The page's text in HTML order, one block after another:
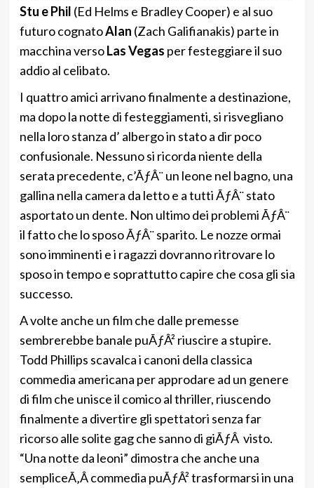
Stu e Phil (Ed Helms e Bradley Cooper) e al suo
futuro cognatoAlan (Zach Galifianakis) parte in
macchina versoLas Vegas per festeggiare il suo
addio al celibato.
I quattro amici arrivano finalmente a destinazione,
ma dopo la notte di festeggiamenti, si risvegliano
nella loro stanza d’ albergo in stato a dir poco
confusionale. Nessuno si ricorda niente della
serata precedente, c’ÃƒÂ¨ un leone nel bagno, una
gallina nella camera da letto e a tutti ÃƒÂ¨ stato
asportato un dente. Non ultimo dei problemi ÃƒÂ¨
il fatto che lo sposo ÃƒÂ¨ sparito. Le nozze ormai
sono imminenti e i ragazzi dovranno ritrovare lo
sposo in tempo e soprattutto capire che cosa gli sia
successo.
A volte anche un film che dalle premesse
sembrerebbe banale puÃƒÂ² riuscire a stupire.
Todd Phillips scavalca i canoni della classica
commedia americana per approdare ad un genere
di film che unisce il comico al thriller, riuscendo
finalmente a divertire gli spettatori senza far
ricorso alle solite gag che sanno di giÃƒÂ visto.
“Una notte da leoni” dimostra che anche una
sempliceÃ‚Â commedia puÃƒÂ² trasformarsi in una